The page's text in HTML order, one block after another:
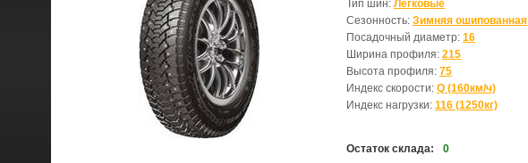
Тип шин: Легковые
Сезонность: Зимняя ошипованная
Посадочный диаметр: 16
Ширина профиля: 215
Высота профиля: 75
Индекс скорости: Q (160км/ч)
Индекс нагрузки: 116 (1250кг)
Остаток склада: 0